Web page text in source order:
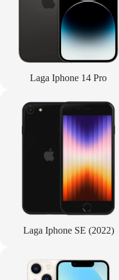
Laga Iphone 14 Pro
Laga Iphone SE (2022)